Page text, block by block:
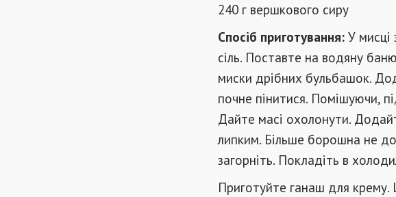
240 г вершкового сиру
Спосіб приготування: У
сіль. Поставте на водяну
миски дрібних бульбашок.
почне пінитися. Помішуючи,
Дайте масі охолонути.
липким. Більше борошна не
загорніть. Покладіть в
Приготуйте ганаш для крему.